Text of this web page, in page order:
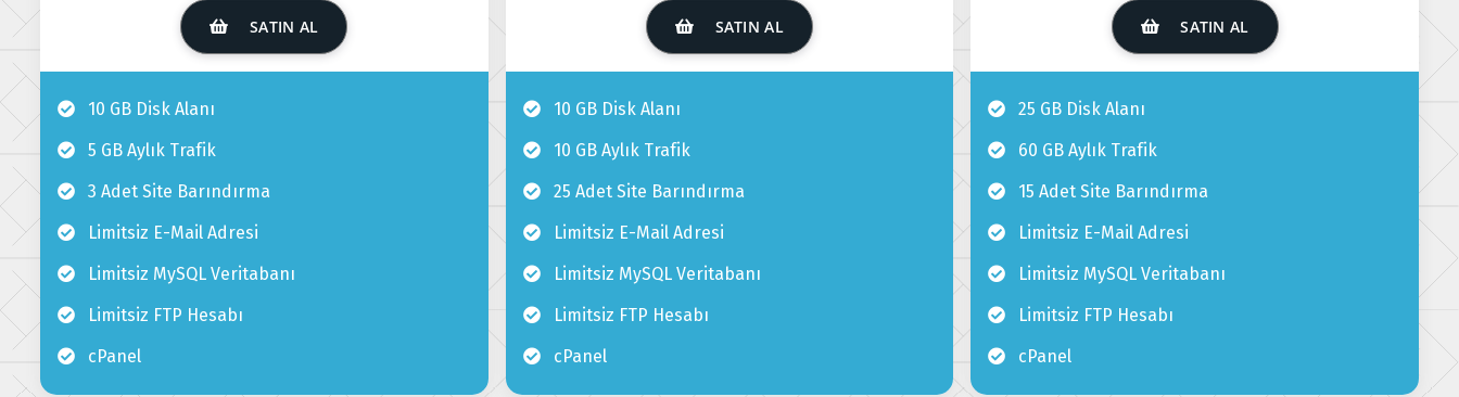
SATIN AL
10 GB Disk Alanı
5 GB Aylık Trafik
3 Adet Site Barındırma
Limitsiz E-Mail Adresi
Limitsiz MySQL Veritabanı
Limitsiz FTP Hesabı
cPanel
SATIN AL
10 GB Disk Alanı
10 GB Aylık Trafik
25 Adet Site Barındırma
Limitsiz E-Mail Adresi
Limitsiz MySQL Veritabanı
Limitsiz FTP Hesabı
cPanel
SATIN AL
25 GB Disk Alanı
60 GB Aylık Trafik
15 Adet Site Barındırma
Limitsiz E-Mail Adresi
Limitsiz MySQL Veritabanı
Limitsiz FTP Hesabı
cPanel